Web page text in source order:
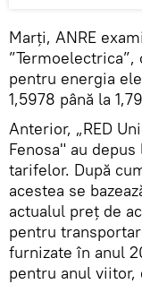
Marți, ANRE
pentru energia
1,5978 până la
Anterior, „RED
Fenosa" au
tarifelor. După
acestea se
actualul preț de
pentru
furnizate în anul
pentru anul